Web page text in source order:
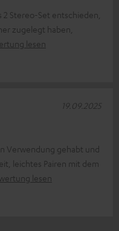
2 Stereo-Set entschieden,
zugelegt haben,
lesen
Verwendung gehabt und
leichtes Pairen mit dem
lesen
19.09.2025